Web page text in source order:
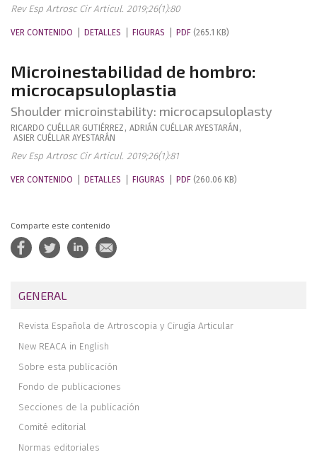
Rev Esp Artrosc Cir Articul. 2019;26(1):80
VER CONTENIDO DETALLES FIGURAS PDF (265.1 KB)
Microinestabilidad de hombro:
microcapsuloplastia
Shoulder microinstability: microcapsuloplasty
RICARDO CUÉLLAR GUTIÉRREZ , ADRIÁN CUÉLLAR AYESTARÁN ,
ASIER CUÉLLAR AYESTARÁN
Rev Esp Artrosc Cir Articul. 2019;26(1):81
VER CONTENIDO DETALLES FIGURAS PDF (260.06 KB)
Comparte este contenido
GENERAL
Revista Española de Artroscopia y Cirugía Articular
New REACA in English
Sobre esta publicación
Fondo de publicaciones
Secciones de la publicación
Comité editorial
Normas editoriales